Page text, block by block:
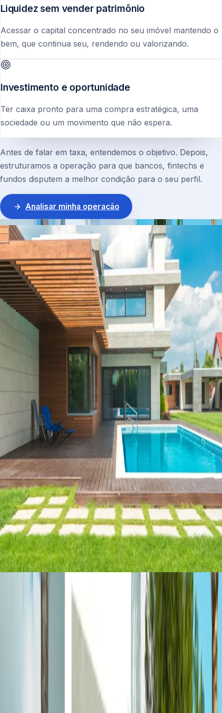
Liquidez sem vender patrimônio
Acessar o capital concentrado no seu imóvel mantendo o
bem, que continua seu, rendendo ou valorizando.
Investimento e oportunidade
Ter caixa pronto para uma compra estratégica, uma
sociedade ou um movimento que não espera.
Antes de falar em taxa, entendemos o objetivo. Depois,
estruturamos a operação para que bancos, fintechs e
fundos disputem a melhor condição para o seu perfil.
Analisar minha operação
O QUE É
Use o valor do seu imóvel sem
abrir mão dele.
Você oferece um imóvel como garantia e, em troca, libera
um crédito muito mais barato e longo do que qualquer
linha sem garantia. Enquanto paga as parcelas, o imóvel
segue 100% seu, para morar, alugar ou usar. Quitado o
crédito, a garantia se encerra.
O imóvel continua seu
Você segue morando, alugando ou usando o bem
normalmente.
Segurança regulatória
Operação formalizada com a proteção que o Banco
Central exige.
Transparência total
Você conhece cada condição, taxa, prazo e custos, antes
de assinar.
COMO FUNCIONA
Da simulação ao dinheiro na
conta, em
quatro passos.
Você acompanha cada etapa e fala sempre com gente de
verdade, da primeira análise até o dinheiro na conta.